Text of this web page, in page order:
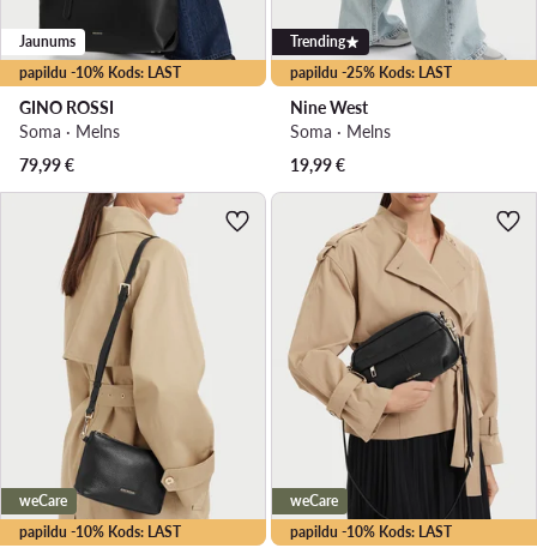
papildu -10% Kods: LAST
Jaunums
GINO ROSSI
Soma · Melns
79,99€
papildu -25% Kods: LAST
Trending
Nine West
Soma · Melns
19,99€
papildu -10% Kods: LAST
weCare
papildu -10% Kods: LAST
weCare